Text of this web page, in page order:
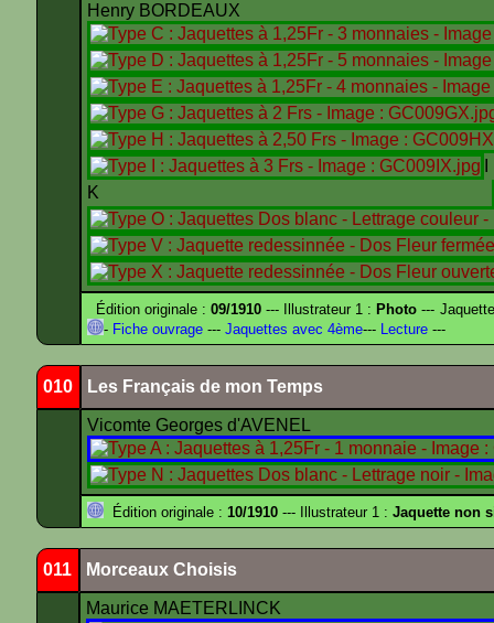
Henry BORDEAUX
K
Édition originale :09/1910 --- Illustrateur 1 : Photo ---
- Fiche ouvrage --- Jaquettes avec 4ème--- Lecture ---
010 Les Français de mon Temps
Vicomte Georges d'AVENEL
Édition originale : 10/1910 --- Illustrateur 1 : Jaquette non
011 Morceaux Choisis
Maurice MAETERLINCK